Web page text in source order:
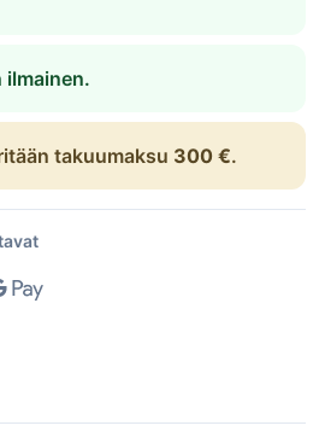
ilmainen.
takuumaksu 300 €.